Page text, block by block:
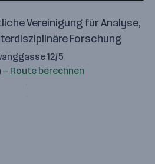
Vereinigung für Analyse,
Forschung
12/5
— Route berechnen